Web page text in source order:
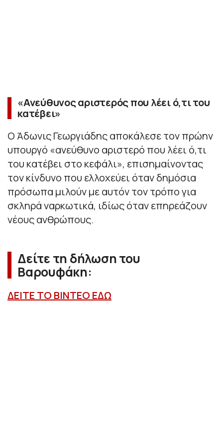
«Ανεύθυνος αριστερός που λέει ό,τι του
κατέβει»
Ο Άδωνις Γεωργιάδης αποκάλεσε τον πρώην
υπουργό «ανεύθυνο αριστερό που λέει ό,τι
του κατέβει στο κεφάλι», επισημαίνοντας
τον κίνδυνο που ελλοχεύει όταν δημόσια
πρόσωπα μιλούν με αυτόν τον τρόπο για
σκληρά ναρκωτικά, ιδίως όταν επηρεάζουν
νέους ανθρώπους.
Δείτε τη δήλωση του
Βαρουφάκη:
ΔΕΙΤΕ ΤΟ ΒΙΝΤΕΟ ΕΔΩ